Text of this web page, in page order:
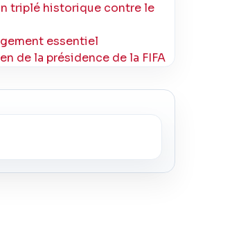
triplé historique contre le
essentiel
de la présidence de la FIFA